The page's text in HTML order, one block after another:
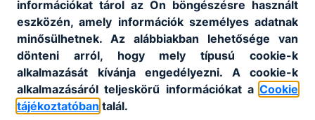
ORSZÁGOS DÖNTŐIG JUTOTT A „KÁZSÉ” LÁNY
LABDARÚGÓCSAPATA
Iskolánk évek óta részt vesz az MLSZ által szervezett
információkat tárol az Ön böngészésre használt
eszközén, amely információk személyes adatnak
minősülhetnek. Az alábbiakban lehetősége van
dönteni arról, hogy mely típusú cookie-k
alkalmazását kívánja engedélyezni. A cookie-k
alkalmazásáról teljeskörű információkat a Cookie
tájékoztatóban talál.